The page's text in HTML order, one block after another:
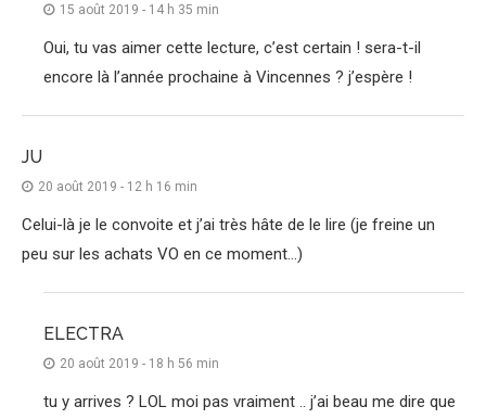
15 août 2019 - 14 h 35 min
Oui, tu vas aimer cette lecture, c’est certain ! sera-t-il
encore là l’année prochaine à Vincennes ? j’espère !
JU
20 août 2019 - 12 h 16 min
Celui-là je le convoite et j’ai très hâte de le lire (je freine un
peu sur les achats VO en ce moment…)
ELECTRA
20 août 2019 - 18 h 56 min
tu y arrives ? LOL moi pas vraiment .. j’ai beau me dire que